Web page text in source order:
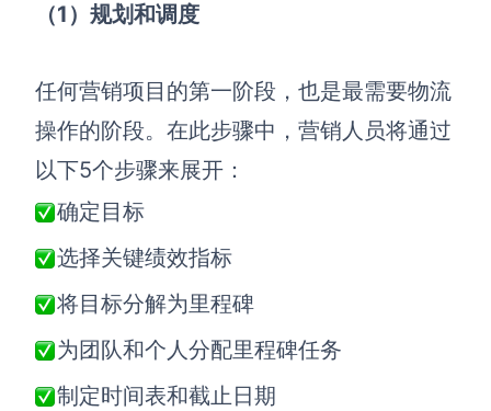
（1） 规划和调度
任何营销项目的第一阶段，也是最需要物流
操作的阶段。在此步骤中，营销人员将通过
以下5个步骤来展开：
确定目标
选择关键绩效指标
将目标分解为里程碑
为团队和个人分配里程碑任务
制定时间表和截止日期